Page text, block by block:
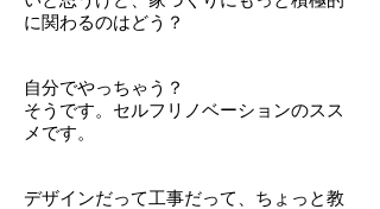
に関わるのはどう？
自分でやっちゃう？
そうです。 セルフリノベーションのスス
メです。
デザインだって工事だって、ちょっと教